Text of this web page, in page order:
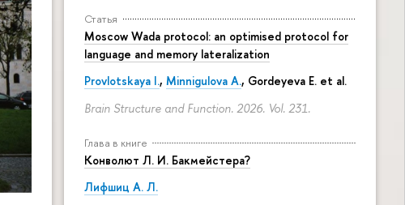
Статья
Moscow Wada protocol: an optimised protocol for
language and memory lateralization
Provlotskaya I., Minnigulova A., Gordeyeva E. et al.
Brain Structure and Function. 2026. Vol. 231.
Глава в книге
Конволют Л. И. Бакмейстера?
Лифшиц А. Л.